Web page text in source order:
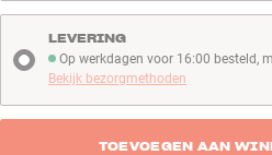
Op werkdagen voor 16:00 besteld, morgen bezorgd!
Op werkdagen voor 16:00 besteld,
Bekijk bezorgmethoden
LEVERING
TOEVOEGEN AAN